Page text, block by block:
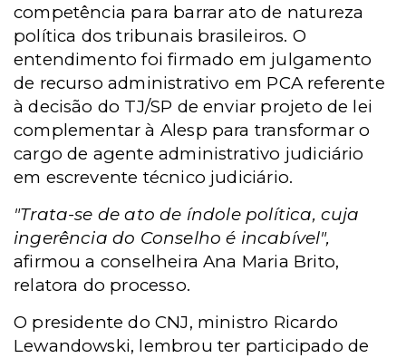
competência para barrar ato de natureza
política dos tribunais brasileiros. O
entendimento foi firmado em julgamento
de recurso administrativo em PCA referente
à decisão do TJ/SP de enviar projeto de lei
complementar à Alesp para transformar o
cargo de agente administrativo judiciário
em escrevente técnico judiciário.
"Trata-se de ato de índole política, cuja
ingerência do Conselho é incabível",
afirmou a conselheira Ana Maria Brito,
relatora do processo.
O presidente do CNJ, ministro Ricardo
Lewandowski, lembrou ter participado de